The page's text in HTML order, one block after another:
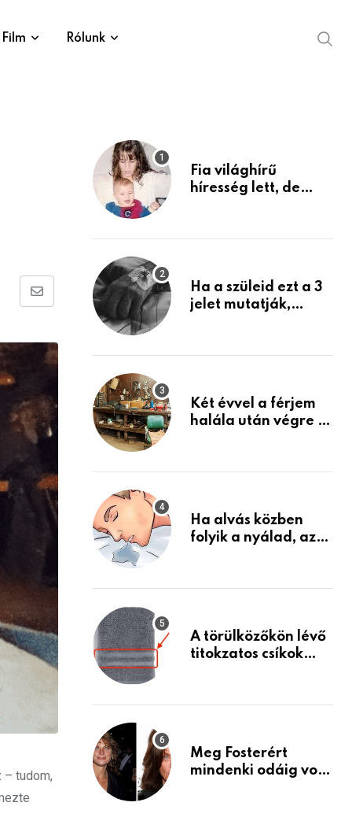
Film Rólunk
Share
Email
– tudom,
Fia világhírű
híresség lett, de
mint azt el tudnád
Ha a szüleid ezt a 3
jelet mutatják,
Készülj fel arra, ami
Két évvel a férjem
halála után végre át
holmiját – amit
életemet
Ha alvás közben
folyik a nyálad, az
A törülközőkön lévő
titokzatos csíkok
Meg Fosterért
mindenki odáig volt